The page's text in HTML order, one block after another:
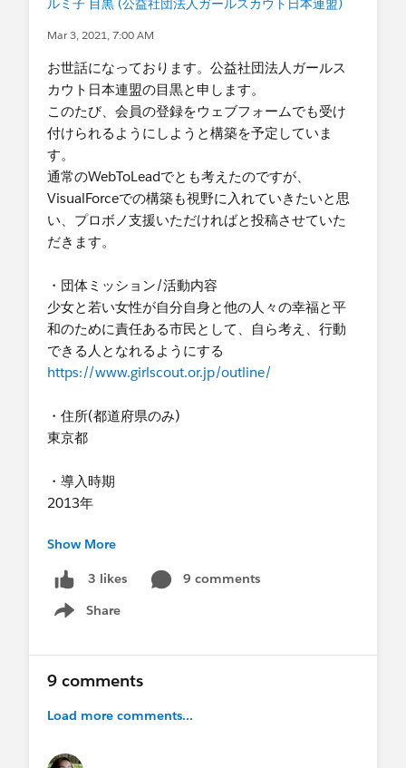
ルミ子 目黒 (公益社団法人ガールスカウト日本連盟)
Mar 3, 2021, 7:00 AM
お世話になっております。公益社団法人ガールス
カウト日本連盟の目黒と申します。
このたび、会員の登録をウェブフォームでも受け
付けられるようにしようと構築を予定していま
す。
通常のWebToLeadでとも考えたのですが、
VisualForceでの構築も視野に入れていきたいと思
い、プロボノ支援いただければと投稿させていた
だきます。
・団体ミッション/活動内容
少女と若い女性が自分自身と他の人々の幸福と平
和のために責任ある市民として、自ら考え、行動
できる人となれるようにする
https://www.girlscout.or.jp/outline/
・住所(都道府県のみ)
東京都
・導入時期
2013年
・ライセンス数
10ライセンス
・ファンドレックスDRMを使っていますか？(※フ
す。)
-はい
・SFDC社/ NPOサポートセンターが実施する研修
-はい
Show More
3 likes
9 comments
Share
Show menu
9 comments
Load more comments...